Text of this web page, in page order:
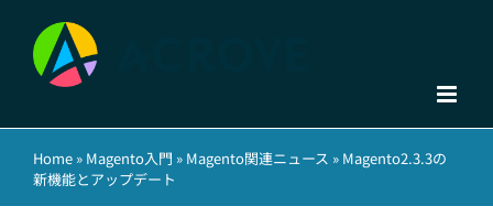
content
Home » Magento入門 » Magento関連ニュース » Magento2.3.3の
新機能とアップデート